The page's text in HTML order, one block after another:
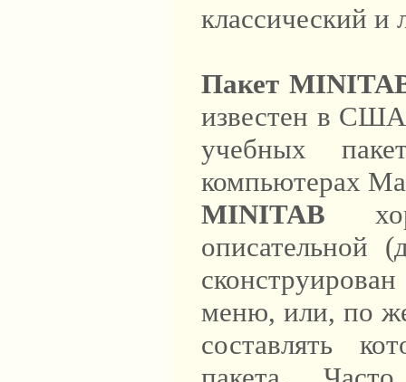
классический и
Пакет
известен в
учебных
компьютерах
MINITAB
описательной
меню, или, по
составлять